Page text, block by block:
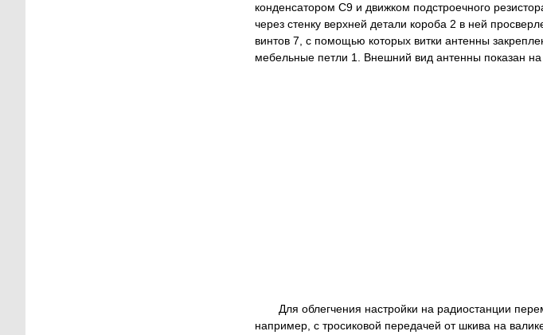
конденсатором С9 и движком подстроечного
через стенку верхней детали короба 2 в ней
винтов 7, с помощью которых витки антенны
мебельные петли 1. Внешний вид антенны показан на
Для облегчения настройки на радиостанции
например, с тросиковой передачей от шкива на